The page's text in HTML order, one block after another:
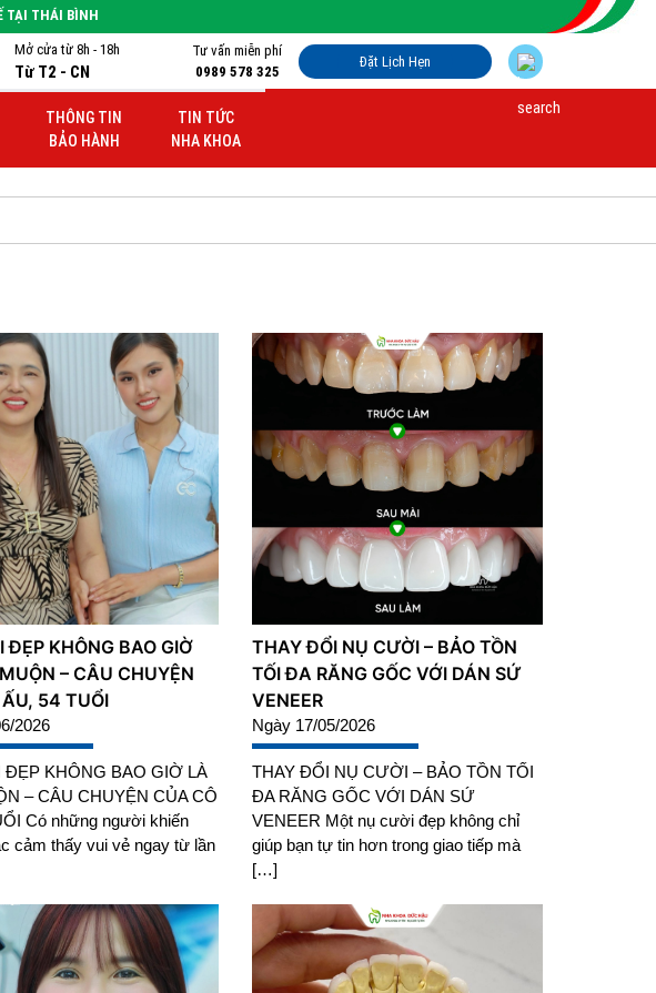
TẠI THÁI BÌNH
Mở cửa từ 8h - 18h
Từ T2 - CN
Tư vấn miễn phí
0989 578 325
Đặt Lịch Hẹn
THÔNG TIN
BẢO HÀNH
TIN TỨC
NHA KHOA
ĐẸP KHÔNG BAO GIỜ
– CÂU CHUYỆN
54 TUỔI
2026
ĐẸP KHÔNG BAO GIỜ LÀ
– CÂU CHUYỆN CỦA CÔ
Có những người khiến
cảm thấy vui vẻ ngay từ lần
THAY ĐỔI NỤ CƯỜI – BẢO TỒN
TỐI ĐA RĂNG GỐC VỚI DÁN SỨ
VENEER
Ngày 17/05/2026
THAY ĐỔI NỤ CƯỜI – BẢO TỒN TỐI
ĐA RĂNG GỐC VỚI DÁN SỨ
VENEER Một nụ cười đẹp không chỉ
giúp bạn tự tin hơn trong giao tiếp mà
[…]